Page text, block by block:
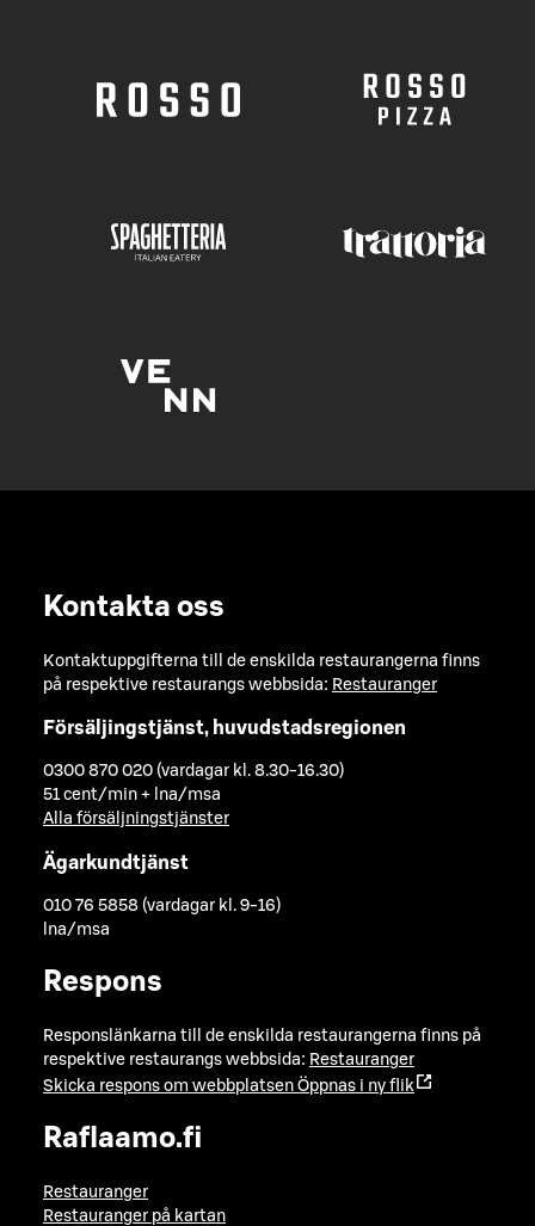
Kontakta oss
Kontaktuppgifterna till de enskilda restaurangerna finns
på respektive restaurangs webbsida: Restauranger
Försäljingstjänst, huvudstadsregionen
0300 870 020 (vardagar kl. 8.30-16.30)
51 cent/min + lna/msa
Alla försäljningstjänster
Ägarkundtjänst
010 76 5858 (vardagar kl. 9-16)
lna/msa
Respons
Responslänkarna till de enskilda restaurangerna finns på
respektive restaurangs webbsida: Restauranger
Skicka respons om webbplatsen Öppnas i ny flik
Raflaamo.fi
Restauranger
Restauranger på kartan